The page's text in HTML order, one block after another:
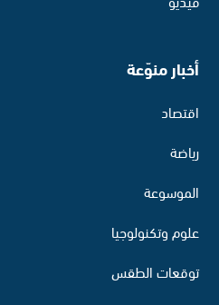
أخبار منوّعة
اقتصاد
رياضة
الموسوعة
علوم وتكنولوجيا
توقعات الطقس